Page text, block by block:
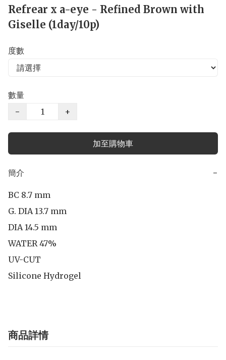
Refrear x a-eye - Refined Brown with
Giselle (1day/10p)
度數
數量
−
+
加至購物車
簡介 −
BC 8.7 mm
G. DIA 13.7 mm
DIA 14.5 mm
WATER 47%
UV-CUT
Silicone Hydrogel
商品詳情